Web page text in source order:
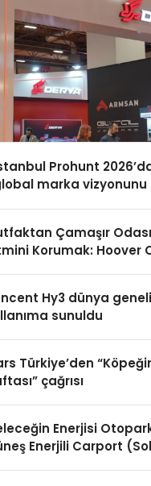
Prohunt
marka
Çamaşır
Korumak: Hoover
Hy3 dünya
sunuldu
Türkiye’den
çağrısı
Enerjisi
Enerjili Carport